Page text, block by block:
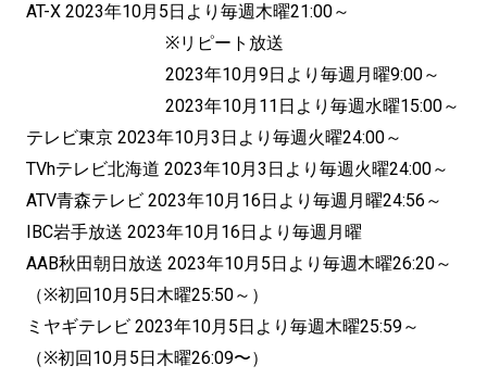
AT-X 2023年10月5日より毎週木曜21:00～
※リピート放送
2023年10月9日より毎週月曜9:00～
2023年10月11日より毎週水曜15:00～
テレビ東京 2023年10月3日より毎週火曜24:00～
TVhテレビ北海道 2023年10月3日より毎週火曜24:00～
ATV青森テレビ 2023年10月16日より毎週月曜24:56～
IBC岩手放送 2023年10月16日より毎週月曜
AAB秋田朝日放送 2023年10月5日より毎週木曜26:20～
（※初回10月5日木曜25:50～）
ミヤギテレビ 2023年10月5日より毎週木曜25:59～
（※初回10月5日木曜26:09〜）